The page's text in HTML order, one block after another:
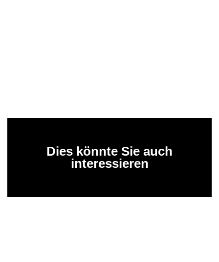
Dies könnte Sie auch
interessieren